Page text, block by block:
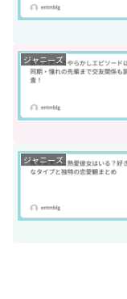
ジャニーズ
ジャニーズ